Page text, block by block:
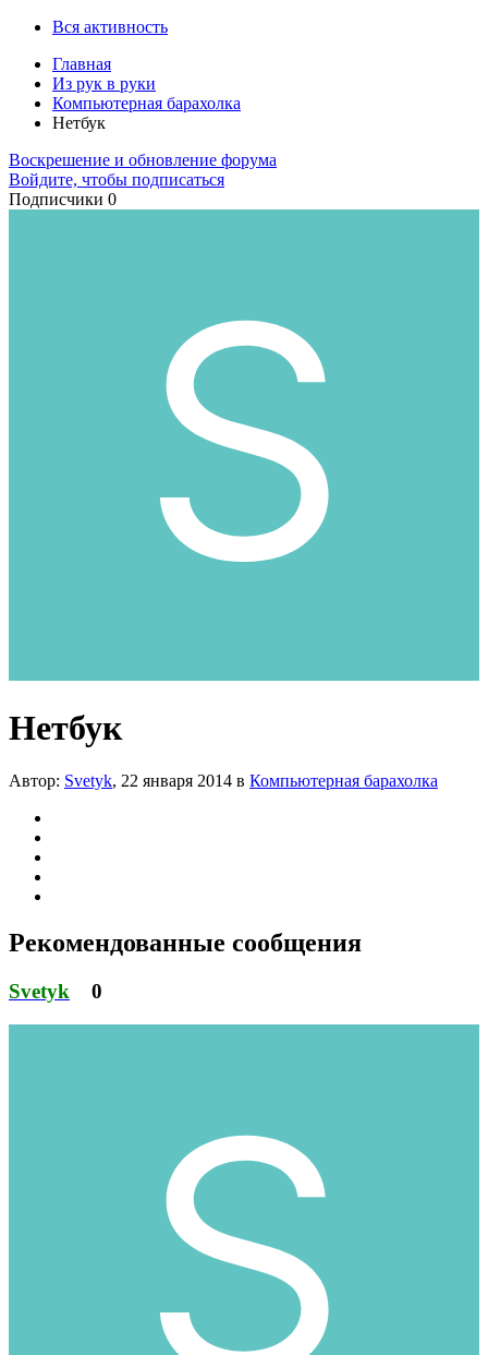
Вся активность
Главная
Из рук в руки
Компьютерная барахолка
Нетбук
Воскрешение и обновление форума
Войдите, чтобы подписаться
Подписчики 0
Нетбук
Автор: Svetyk, 22 января 2014 в Компьютерная барахолка
Рекомендованные сообщения
Svetyk 0